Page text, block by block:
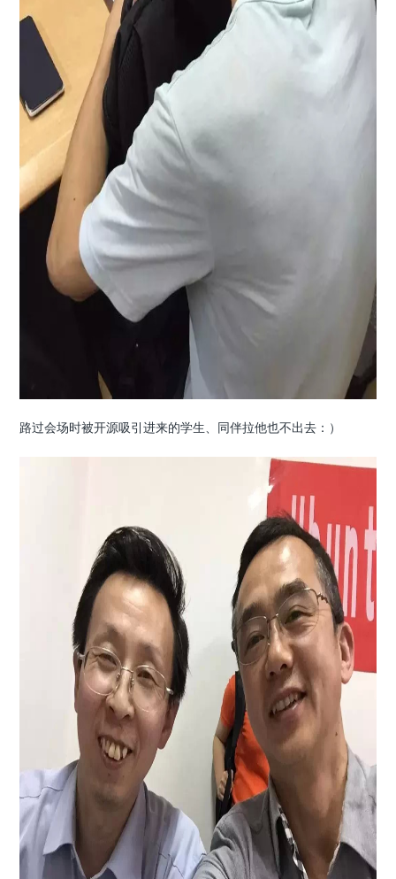
路过会场时被开源吸引进来的学生、同伴拉他也不出去：）